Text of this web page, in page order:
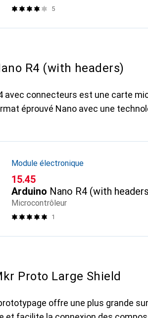
5
R4 (with headers)
avec connecteurs est une carte
éprouvé Nano avec une
Module électronique
CHF
15.45
Arduino Nano R4 (with
Microcontrôleur
1
Proto Large Shield
offre une plus grande